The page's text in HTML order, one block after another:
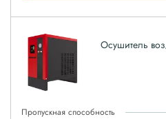
Осушитель
Пропускная способность